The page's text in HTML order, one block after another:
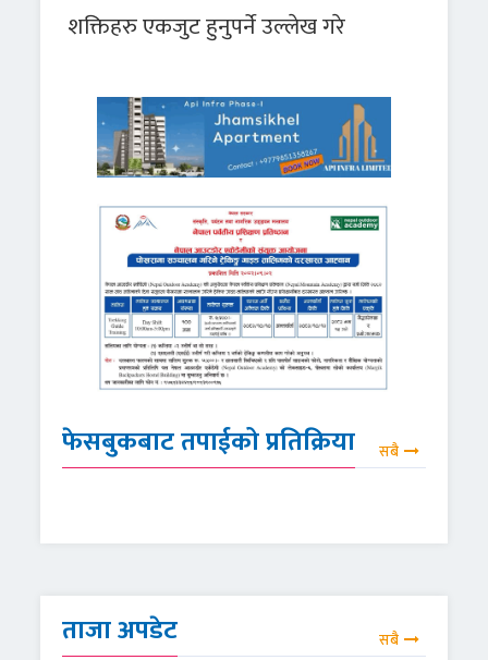
शक्तिहरु एकजुट हुनुपर्ने उल्लेख गरे
फेसबुकबाट तपाईको प्रतिक्रिया सबै
ताजा अपडेट सबै